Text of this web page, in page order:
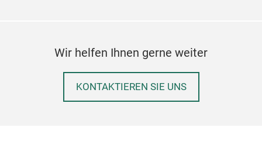
Wir helfen Ihnen gerne weiter
KONTAKTIEREN SIE UNS